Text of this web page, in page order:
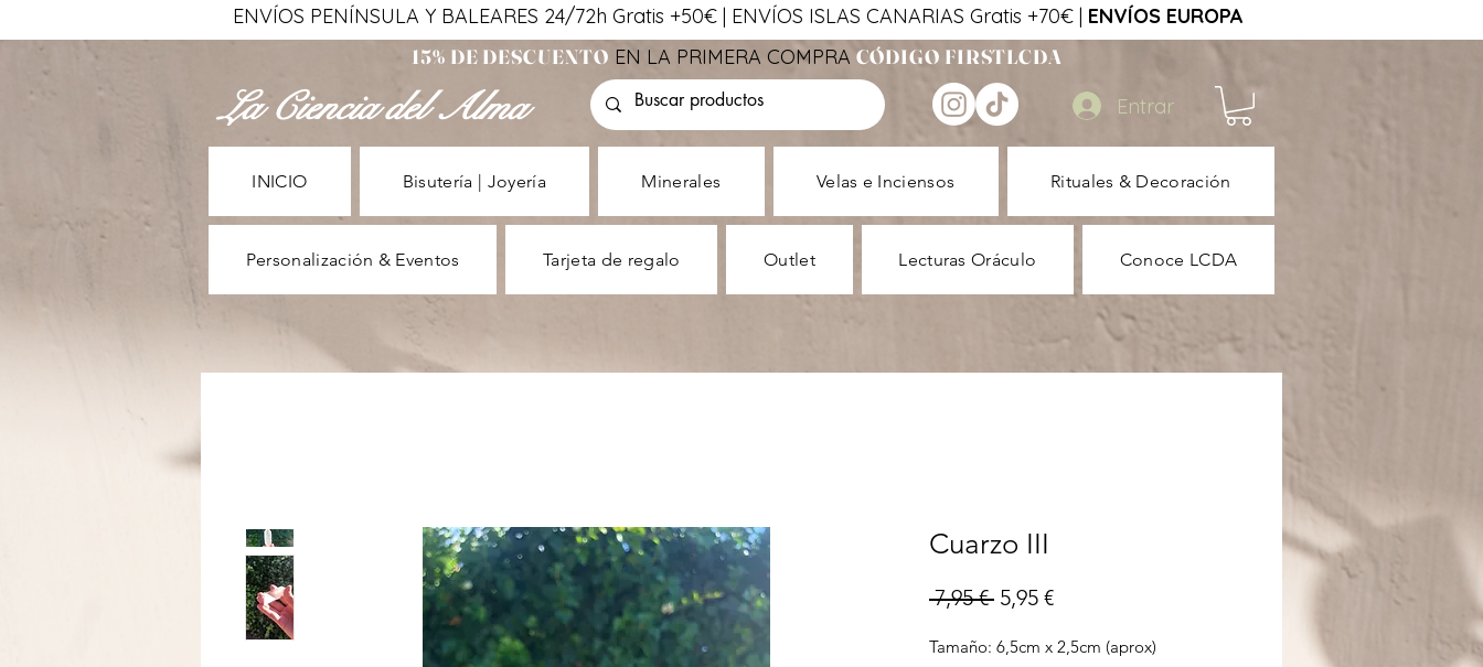
ENVÍOS PENÍNSULA Y BALEARES 24/72h Gratis +50€ | ENVÍOS ISLAS CANARIAS Gratis +70€ | ENVÍOS EUROPA
15% DE DESCUENTO EN LA PRIMERA COMPRA CÓDIGO FIRSTLCDA
La Ciencia del Alma Entrar
INICIO Bisutería | Joyería Minerales Velas e Inciensos Rituales & Decoración
Personalización & Eventos Tarjeta de regalo Outlet Lecturas Oráculo Conoce LCDA
Cuarzo III
7,95 € Precio
5,95 €Precio
oferta
Tamaño: 6,5cm x 2,5cm (aprox)